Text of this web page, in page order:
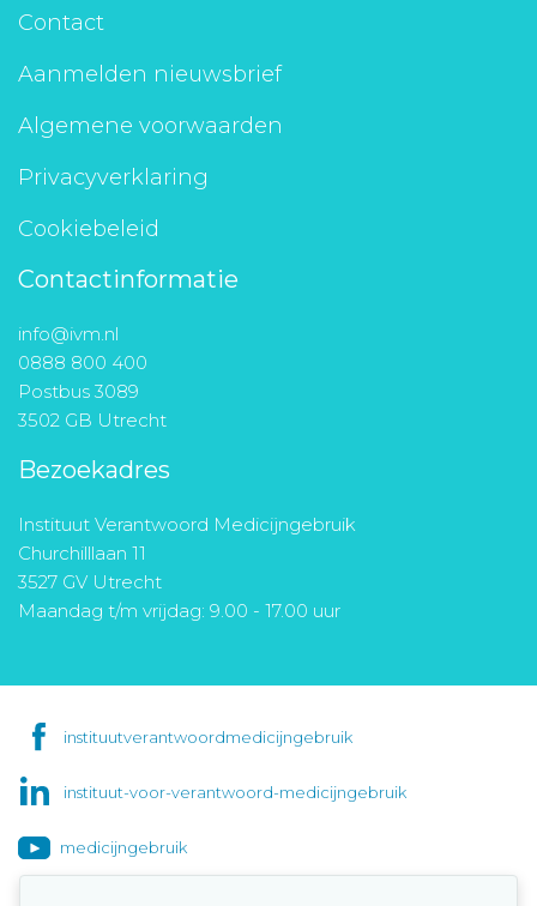
Contact
Aanmelden nieuwsbrief
Algemene voorwaarden
Privacyverklaring
Cookiebeleid
Contactinformatie
info@ivm.nl
0888 800 400
Postbus 3089
3502 GB Utrecht
Bezoekadres
Instituut Verantwoord Medicijngebruik
Churchilllaan 11
3527 GV Utrecht
Maandag t/m vrijdag: 9.00 - 17.00 uur
instituutverantwoordmedicijngebruik
instituut-voor-verantwoord-medicijngebruik
medicijngebruik